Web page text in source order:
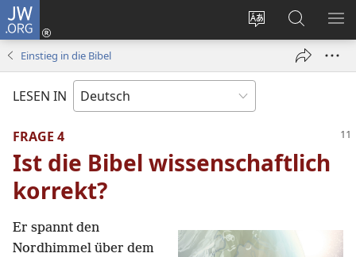
JW.ORG
Websitesprache
ändern
Anmelden
(öffnet
Suche
Einstieg in die Bibel
LESEN IN
FRAGE 4
Ist die Bibel wissenschaftlich
korrekt?
Er spannt den
Nordhimmel über dem